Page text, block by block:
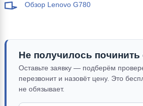
Обзор Lenovo G780
Не получилось
Оставьте заявку — подберём
перезвонит и назовёт цену. Это
не обязывает.